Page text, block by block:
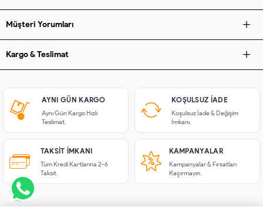
Müşteri Yorumları
Kargo & Teslimat
AYNI GÜN KARGO
Aynı Gün Kargo Hızlı
Teslimat.
KOŞULSUZ IADE
Koşulsuz İade & Değişim
İmkanı.
TAKSIT İMKANI
Tüm Kredi Kartlarına 2-6
Taksit.
KAMPANYALAR
Kampanyalar & Fırsatları
Kaçırmayın.